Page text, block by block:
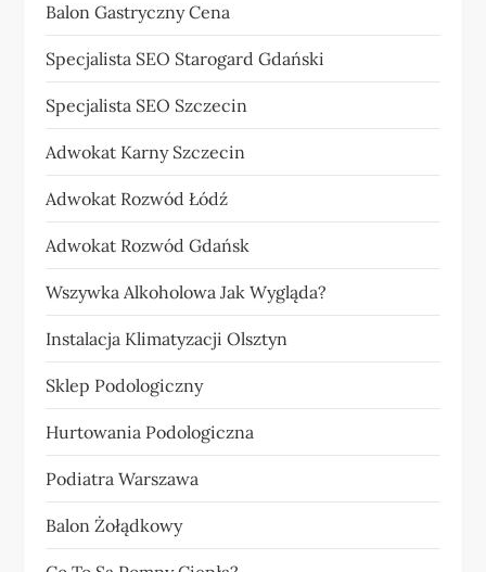
Balon Gastryczny Cena
Specjalista SEO Starogard Gdański
Specjalista SEO Szczecin
Adwokat Karny Szczecin
Adwokat Rozwód Łódź
Adwokat Rozwód Gdańsk
Wszywka Alkoholowa Jak Wygląda?
Instalacja Klimatyzacji Olsztyn
Sklep Podologiczny
Hurtowania Podologiczna
Podiatra Warszawa
Balon Żołądkowy